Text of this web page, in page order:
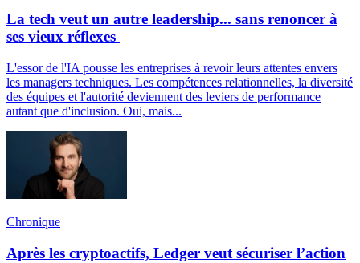
La tech veut un autre leadership... sans renoncer à
ses vieux réflexes
L'essor de l'IA pousse les entreprises à revoir leurs attentes envers
les managers techniques. Les compétences relationnelles, la diversité
des équipes et l'autorité deviennent des leviers de performance
autant que d'inclusion. Oui, mais...
Chronique
Après les cryptoactifs, Ledger veut sécuriser l’action